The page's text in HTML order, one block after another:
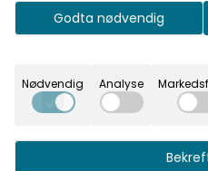
FSC-merket papir er
verden.
Godta nødvendig
Nødvendig Analyse